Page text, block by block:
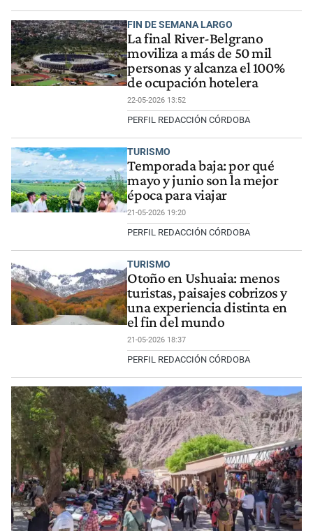
FIN DE SEMANA LARGO
La final River-Belgrano
moviliza a más de 50 mil
personas y alcanza el 100%
de ocupación hotelera
22-05-2026 13:52
PERFIL REDACCIÓN CÓRDOBA
TURISMO
Temporada baja: por qué
mayo y junio son la mejor
época para viajar
21-05-2026 19:20
PERFIL REDACCIÓN CÓRDOBA
TURISMO
Otoño en Ushuaia: menos
turistas, paisajes cobrizos y
una experiencia distinta en
el fin del mundo
21-05-2026 18:37
PERFIL REDACCIÓN CÓRDOBA